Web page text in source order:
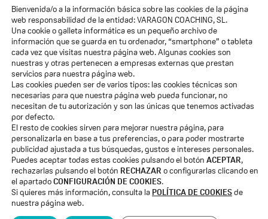
ACCESO ALUMNOS
Quiénes Somos
Voces de Eleva
Formaciones
Blog
Membresía «El Salto»
Suscribete a mi email
Bienvenida/o a la información básica sobre las cookies de la página
web responsabilidad de la entidad: VARAGON COACHING, SL.
Una cookie o galleta informática es un pequeño archivo de
información que se guarda en tu ordenador, “smartphone” o tableta
cada vez que visitas nuestra página web. Algunas cookies son
nuestras y otras pertenecen a empresas externas que prestan
servicios para nuestra página web.
Las cookies pueden ser de varios tipos: las cookies técnicas son
necesarias para que nuestra página web pueda funcionar, no
necesitan de tu autorización y son las únicas que tenemos activadas
por defecto.
El resto de cookies sirven para mejorar nuestra página, para
personalizarla en base a tus preferencias, o para poder mostrarte
publicidad ajustada a tus búsquedas, gustos e intereses personales.
Puedes aceptar todas estas cookies pulsando el botón ACEPTAR,
rechazarlas pulsando el botón RECHAZAR o configurarlas clicando en
el apartadoCONFIGURACIÓN DE COOKIES.
Si quieres más información, consulta la POLÍTICA DE COOKIESde
nuestra página web.